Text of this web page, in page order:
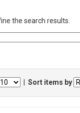
the search results.
Sort items by